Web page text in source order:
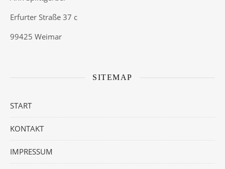
Erfurter Straße 37 c
99425 Weimar
SITEMAP
START
KONTAKT
IMPRESSUM